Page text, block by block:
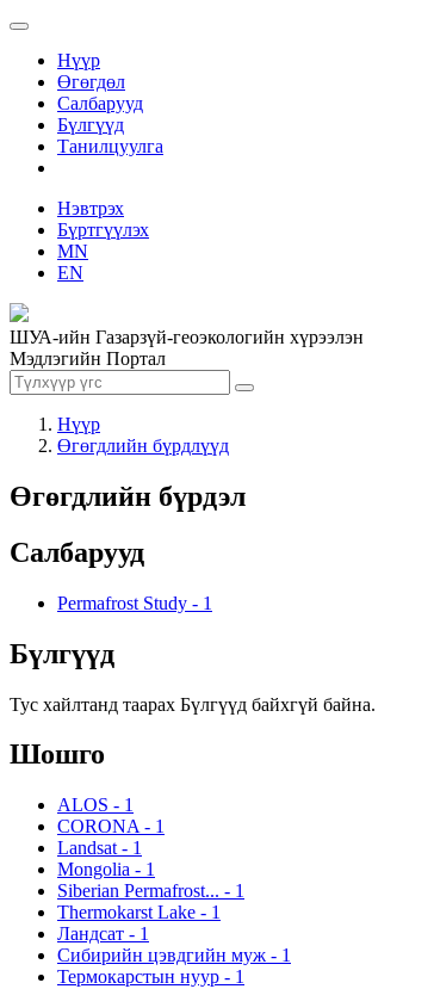
Нүүр
Өгөгдөл
Салбарууд
Бүлгүүд
Танилцуулга
Нэвтрэх
Бүртгүүлэх
MN
EN
ШУА-ийн Газарзүй-геоэкологийн хүрээлэн
Мэдлэгийн Портал
Нүүр
Өгөгдлийн бүрдлүүд
Өгөгдлийн бүрдэл
Салбарууд
Permafrost Study - 1
Бүлгүүд
Тус хайлтанд таарах Бүлгүүд байхгүй байна.
Шошго
ALOS - 1
CORONA - 1
Landsat - 1
Mongolia - 1
Siberian Permafrost... - 1
Thermokarst Lake - 1
Ландсат - 1
Сибирийн цэвдгийн муж - 1
Термокарстын нуур - 1